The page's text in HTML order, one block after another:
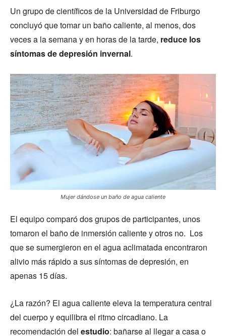
Un grupo de científicos de la Universidad de Friburgo
concluyó que tomar un baño caliente, al menos, dos
veces a la semana y en horas de la tarde, reduce los
síntomas de depresión invernal.
Mujer dándose un baño de agua caliente
El equipo comparó dos grupos de participantes, unos
tomaron el baño de inmersión caliente y otros no. Los
que se sumergieron en el agua aclimatada encontraron
alivio más rápido a sus síntomas de depresión, en
apenas 15 días.
¿La razón? El agua caliente eleva la temperatura central
del cuerpo y equilibra el ritmo circadiano. La
recomendación del estudio: bañarse al llegar a casa o